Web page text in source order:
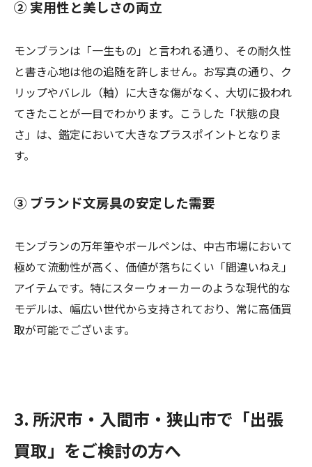
② 実用性と美しさの両立
モンブランは「一生もの」と言われる通り、その耐久性
と書き心地は他の追随を許しません。お写真の通り、ク
リップやバレル（軸）に大きな傷がなく、大切に扱われ
てきたことが一目でわかります。こうした「状態の良
さ」は、鑑定において大きなプラスポイントとなりま
す。
③ ブランド文房具の安定した需要
モンブランの万年筆やボールペンは、中古市場において
極めて流動性が高く、価値が落ちにくい「間違いねえ」
アイテムです。特にスターウォーカーのような現代的な
モデルは、幅広い世代から支持されており、常に高価買
取が可能でございます。
3. 所沢市・入間市・狭山市で「出張
買取」をご検討の方へ